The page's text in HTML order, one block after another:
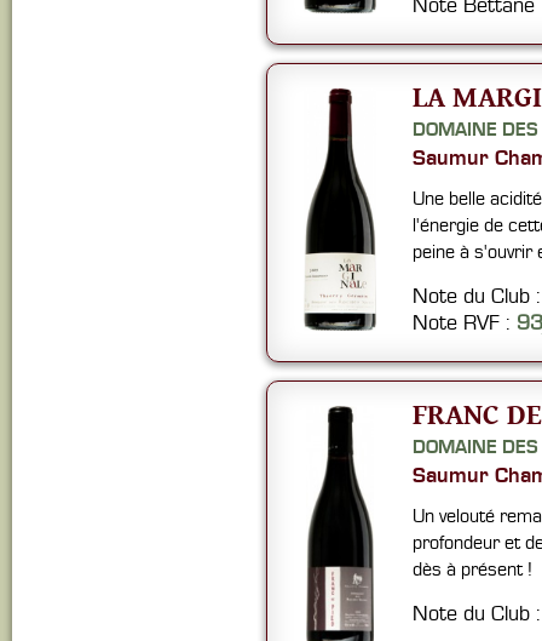
Note
LA
DOMAINE
Saumur
Une belle
l'énergie de
peine à s'ouvrir
Note du Club
Note RVF :
FRANC
DOMAINE
Saumur
Un velouté
profondeur et
dès à présent !
Note du Club